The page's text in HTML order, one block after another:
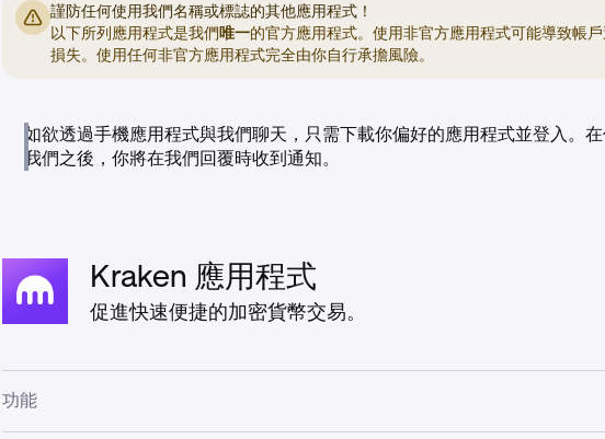
謹防任何使用我們名稱或標誌的其他應用程式！
以下所列應用程式是我們唯一的官方應用程式。使用非官方應用程式可能導致帳
損失。使用任何非官方應用程式完全由你自行承擔風險。
如欲透過手機應用程式與我們聊天，只需下載你偏好的應用程式並登入。
我們之後，你將在我們回覆時收到通知。
Kraken 應用程式
促進快速便捷的加密貨幣交易。
功能